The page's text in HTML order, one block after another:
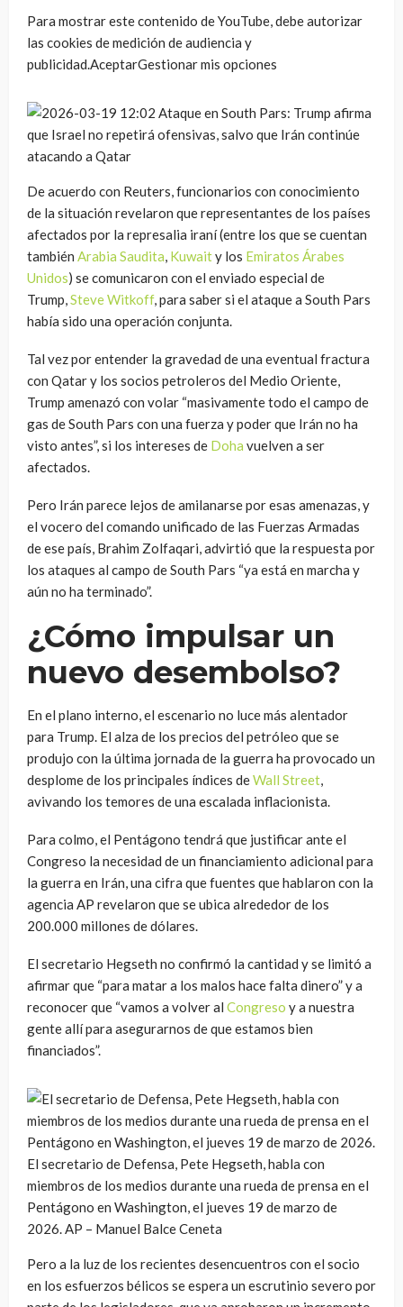
Para mostrar este contenido de YouTube, debe autorizar
las cookies de medición de audiencia y
publicidad.AceptarGestionar mis opciones
De acuerdo con Reuters, funcionarios con conocimiento
de la situación revelaron que representantes de los países
afectados por la represalia iraní (entre los que se cuentan
también Arabia Saudita, Kuwaity los Emiratos Árabes
Unidos) se comunicaron con el enviado especial de
Trump,Steve Witkoff, para saber si el ataque a South Pars
había sido una operación conjunta.
Tal vez por entender la gravedad de una eventual fractura
con Qatar y los socios petroleros del Medio Oriente,
Trump amenazó con volar “masivamente todo el campo de
gas de South Pars con una fuerza y poder que Irán no ha
visto antes”, si los intereses de Doha vuelven a ser
afectados.
Pero Irán parece lejos de amilanarse por esas amenazas, y
el vocero del comando unificado de las Fuerzas Armadas
de ese país, Brahim Zolfaqari, advirtió que la respuesta por
los ataques al campo de South Pars “ya está en marcha y
aún no ha terminado”.
¿Cómo impulsar un
nuevo desembolso?
En el plano interno, el escenario no luce más alentador
para Trump. El alza de los precios del petróleo que se
produjo con la última jornada de la guerra ha provocado un
desplome de los principales índices deWall Street,
avivando los temores de una escalada inflacionista.
Para colmo, el Pentágono tendrá que justificar ante el
Congreso la necesidad de un financiamiento adicional para
la guerra en Irán, una cifra que fuentes que hablaron con la
agencia AP revelaron que se ubica alrededor de los
200.000 millones de dólares.
El secretario Hegseth no confirmó la cantidad y se limitó a
afirmar que “para matar a los malos hace falta dinero” y a
reconocer que “vamos a volver al Congreso y a nuestra
gente allí para asegurarnos de que estamos bien
financiados”.
El secretario de Defensa, Pete Hegseth, habla con
miembros de los medios durante una rueda de prensa en el
Pentágono en Washington, el jueves 19 de marzo de
2026. AP – Manuel Balce Ceneta
Pero a la luz de los recientes desencuentros con el socio
en los esfuerzos bélicos se espera un escrutinio severo por